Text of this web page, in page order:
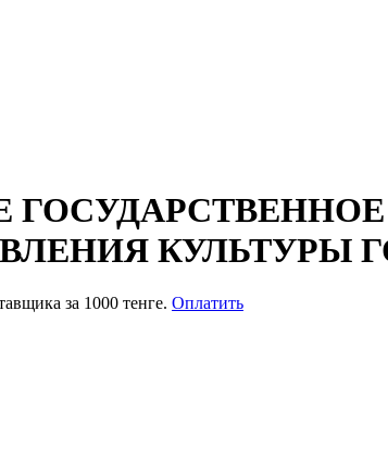
КУЛЬТУРЫ
за 1000 тенге. Оплатить